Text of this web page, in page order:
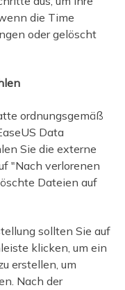
die Time
oder gelöscht
ordnungsgemäß
Data
Sie die externe
"Nach verlorenen
Dateien auf
sollten Sie auf
klicken, um ein
erstellen, um
Nach der